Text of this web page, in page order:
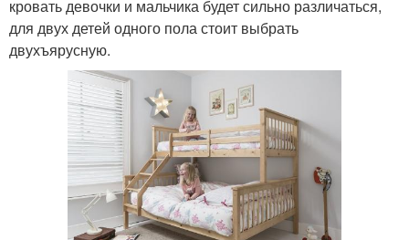
кровать девочки и мальчика будет сильно различаться,
для двух детей одного пола стоит выбрать
двухъярусную.